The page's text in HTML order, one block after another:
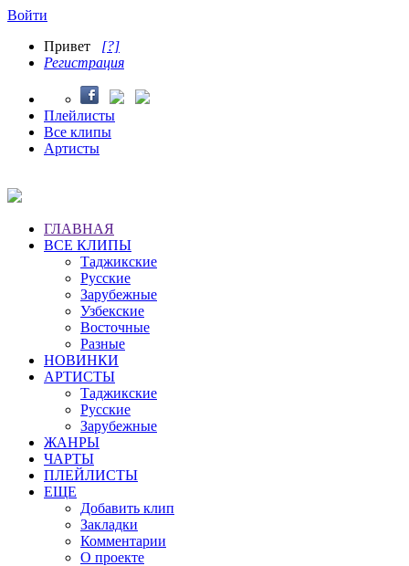
Войти
Привет [?]
Регистрация
Плейлисты
Все клипы
Артисты
ГЛАВНАЯ
ВСЕ КЛИПЫ
Таджикские
Русские
Зарубежные
Узбекские
Восточные
Разные
НОВИНКИ
АРТИСТЫ
Таджикские
Русские
Зарубежные
ЖАНРЫ
ЧАРТЫ
ПЛЕЙЛИСТЫ
ЕЩЕ
Добавить клип
Закладки
Комментарии
О проекте